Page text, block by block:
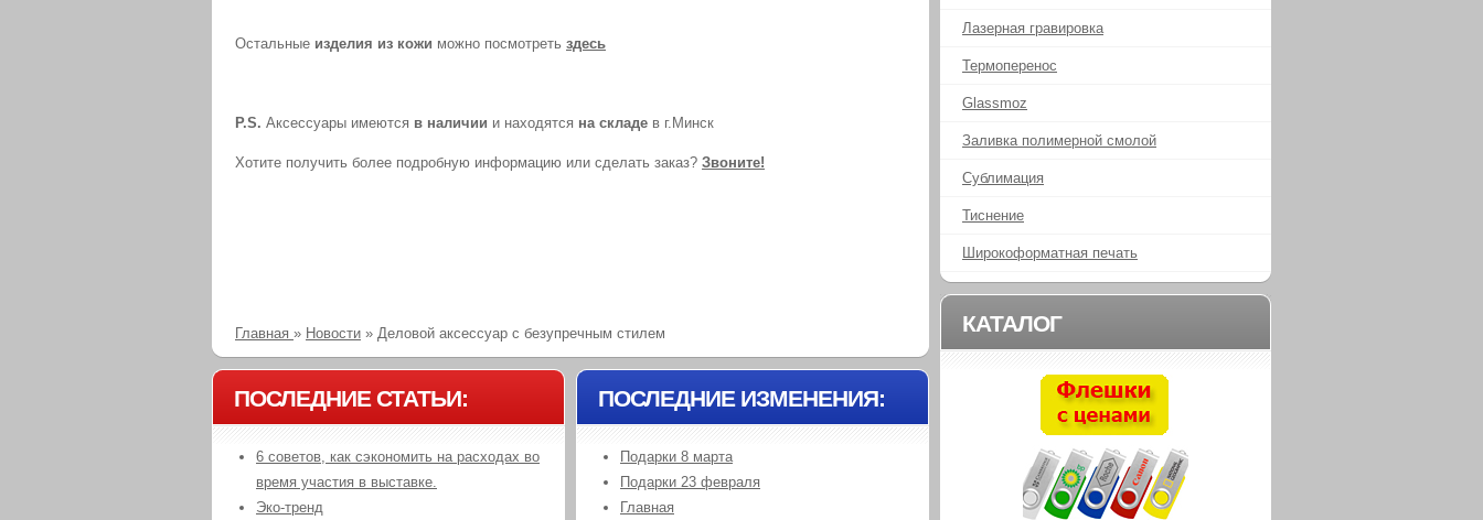
Остальные изделия из кожи можно посмотреть здесь
P.S. Аксессуары имеются в наличии и находятся на складе в г.Минск
Хотите получить более подробную информацию или сделать заказ? Звоните!
Главная » Новости » Деловой аксессуар с безупречным стилем
ПОСЛЕДНИЕ СТАТЬИ:
6 советов, как сэкономить на расходах во
время участия в выставке.
Эко-тренд
ПОСЛЕДНИЕ ИЗМЕНЕНИЯ:
Подарки 8 марта
Подарки 23 февраля
Главная
Лазерная гравировка
Термоперенос
Glassmoz
Заливка полимерной смолой
Сублимация
Тиснение
Широкоформатная печать
КАТАЛОГ